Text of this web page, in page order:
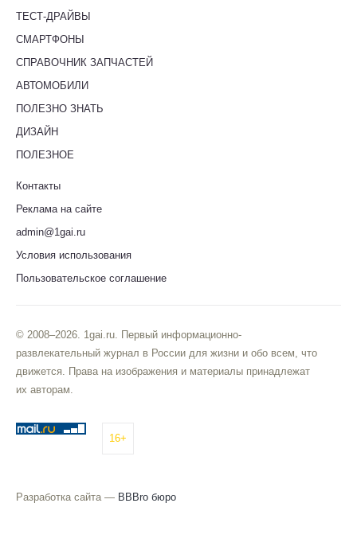
ТЕСТ-ДРАЙВЫ
СМАРТФОНЫ
СПРАВОЧНИК ЗАПЧАСТЕЙ
АВТОМОБИЛИ
ПОЛЕЗНО ЗНАТЬ
ДИЗАЙН
ПОЛЕЗНОЕ
Контакты
Реклама на сайте
admin@1gai.ru
Условия использования
Пользовательское соглашение
© 2008–2026. 1gai.ru. Первый информационно-
развлекательный журнал в России для жизни и обо всем, что
движется. Права на изображения и материалы принадлежат
их авторам.
16+
Разработка сайта — BBBro бюро